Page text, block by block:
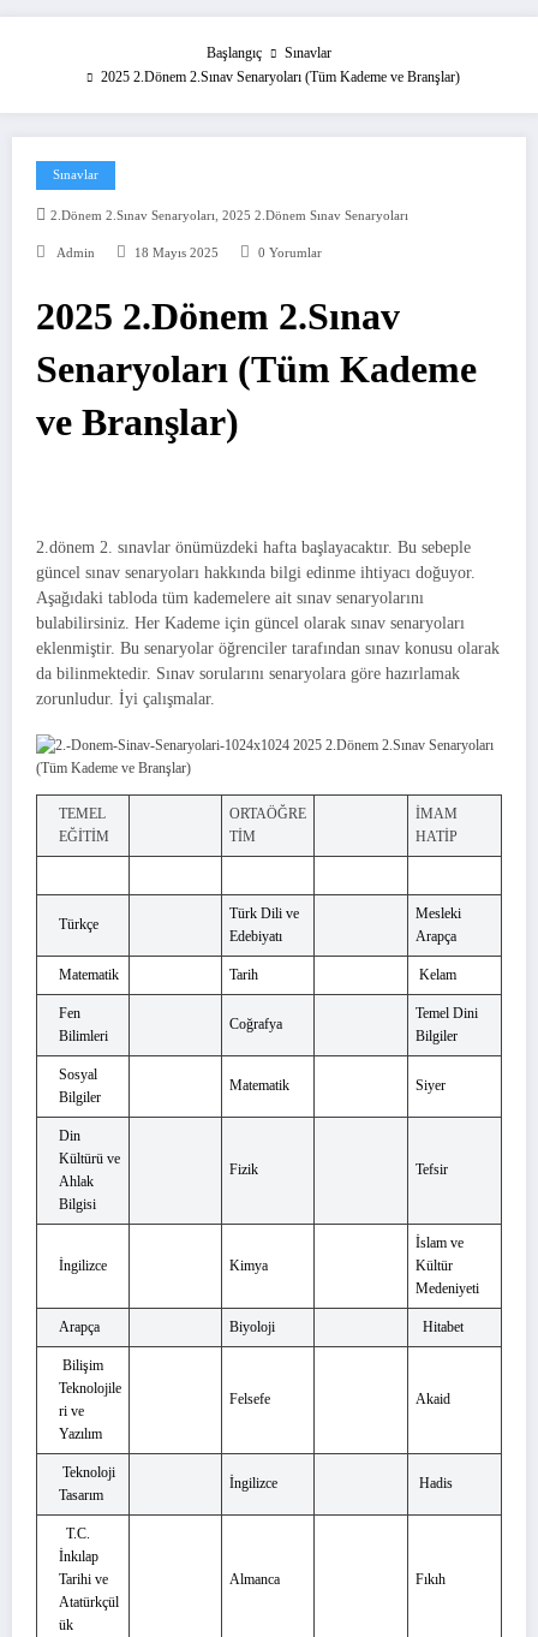
Başlangıç
Sınavlar
2025 2.Dönem 2.Sınav Senaryoları (Tüm Kademe ve Branşlar)
Sınavlar
2.dönem 2.sınav Senaryoları, 2025 2.dönem Sınav Senaryoları
Admin 18 Mayıs 2025 0 Yorumlar
2025 2.Dönem 2.Sınav
Senaryoları (Tüm Kademe
ve Branşlar)
2.dönem 2. sınavlar önümüzdeki hafta başlayacaktır. Bu sebeple
güncel sınav senaryoları hakkında bilgi edinme ihtiyacı doğuyor.
Aşağıdaki tabloda tüm kademelere ait sınav senaryolarını
bulabilirsiniz. Her Kademe için güncel olarak sınav senaryoları
eklenmiştir. Bu senaryolar öğrenciler tarafından sınav konusu olarak
da bilinmektedir. Sınav sorularını senaryolara göre hazırlamak
zorunludur. İyi çalışmalar.
TEMEL
EĞİTİM
ORTAÖĞRE
TİM
İMAM
HATİP
Türkçe
Türk Dili ve
Edebiyatı
Mesleki
Arapça
Matematik Tarih Kelam
Fen
Bilimleri
Coğrafya
Temel Dini
Bilgiler
Sosyal
Bilgiler
Matematik Siyer
Din
Kültürü ve
Ahlak
Bilgisi
Fizik Tefsir
İngilizce Kimya
İslam ve
Kültür
Medeniyeti
Arapça Biyoloji Hitabet
Bilişim
Teknolojile
ri ve
Yazılım
Felsefe Akaid
Teknoloji
Tasarım
İngilizce Hadis
T.C.
İnkılap
Tarihi ve
Atatürkçül
ük
Almanca Fıkıh